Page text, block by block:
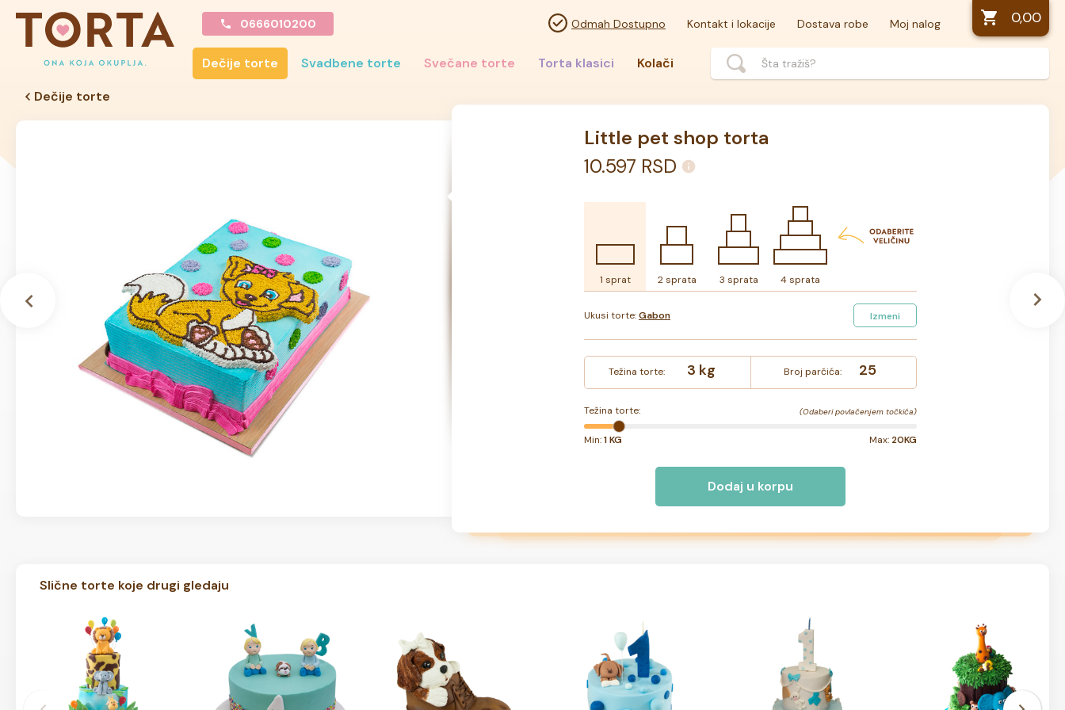
0666010200 Odmah Dostupno Kontakt i lokacije Dostava robe Moj nalog 0,00
Dečije torte Svadbene torte Svečane torte Torta klasici
Kolači
Dečije torte
Little pet shop torta
10.597 RSD
1 sprat 2 sprata 3 sprata 4 sprata
Ukusi torte:Gabon Izmeni
Težina torte: 3 kg Broj parčića: 25
Težina torte: (Odaberi povlačenjem točkića)
Min:1 KG Max: 20KG
Dodaj u korpu
Slične torte koje drugi gledaju